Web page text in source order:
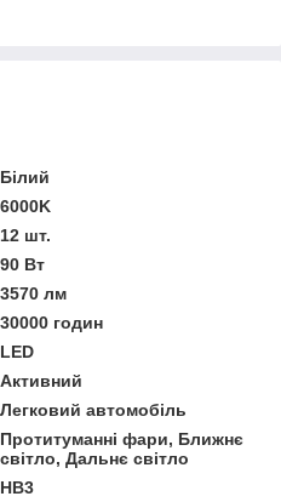
Білий
6000K
12 шт.
90 Вт
3570 лм
30000 годин
LED
Активний
Легковий автомобіль
Протитуманні фари, Ближнє
світло, Дальнє світло
HB3